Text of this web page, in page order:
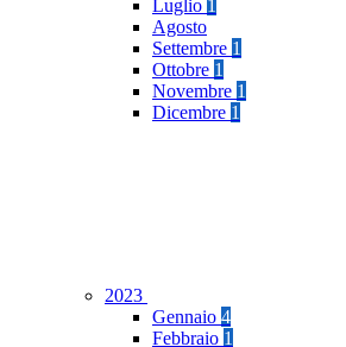
Luglio 1
Agosto
Settembre 1
Ottobre 1
Novembre 1
Dicembre 1
2023
Gennaio 4
Febbraio 1